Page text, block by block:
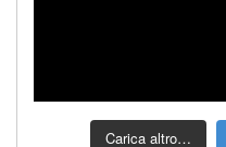
Carica altro…